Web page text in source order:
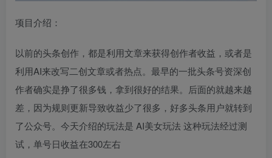
项目介绍：
以前的头条创作，都是利用文章来获得创作者收益，或者是
利用AI来改写二创文章或者热点。最早的一批头条号资深创
作者确实是挣了很多钱，拿到很好的结果。后面的就越来越
差，因为规则更新导致收益少了很多，好多头条用户就转到
了公众号。今天介绍的玩法是 AI美女玩法 这种玩法经过测
试，单号日收益在300左右